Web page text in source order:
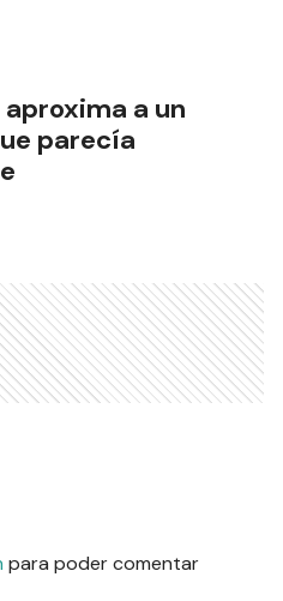
aproxima a un
parecía
para poder comentar